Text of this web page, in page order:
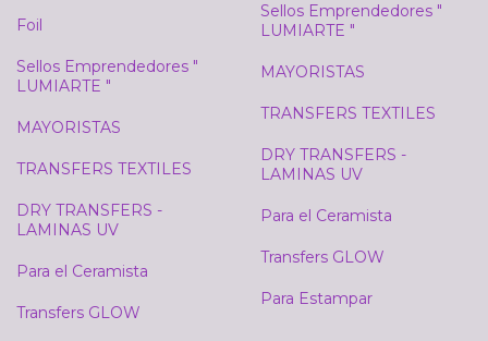
Foil
Sellos Emprendedores "
LUMIARTE "
MAYORISTAS
TRANSFERS TEXTILES
DRY TRANSFERS -
LAMINAS UV
Para el Ceramista
Transfers GLOW
Sellos Emprendedores "
LUMIARTE "
MAYORISTAS
TRANSFERS TEXTILES
DRY TRANSFERS -
LAMINAS UV
Para el Ceramista
Transfers GLOW
Para Estampar